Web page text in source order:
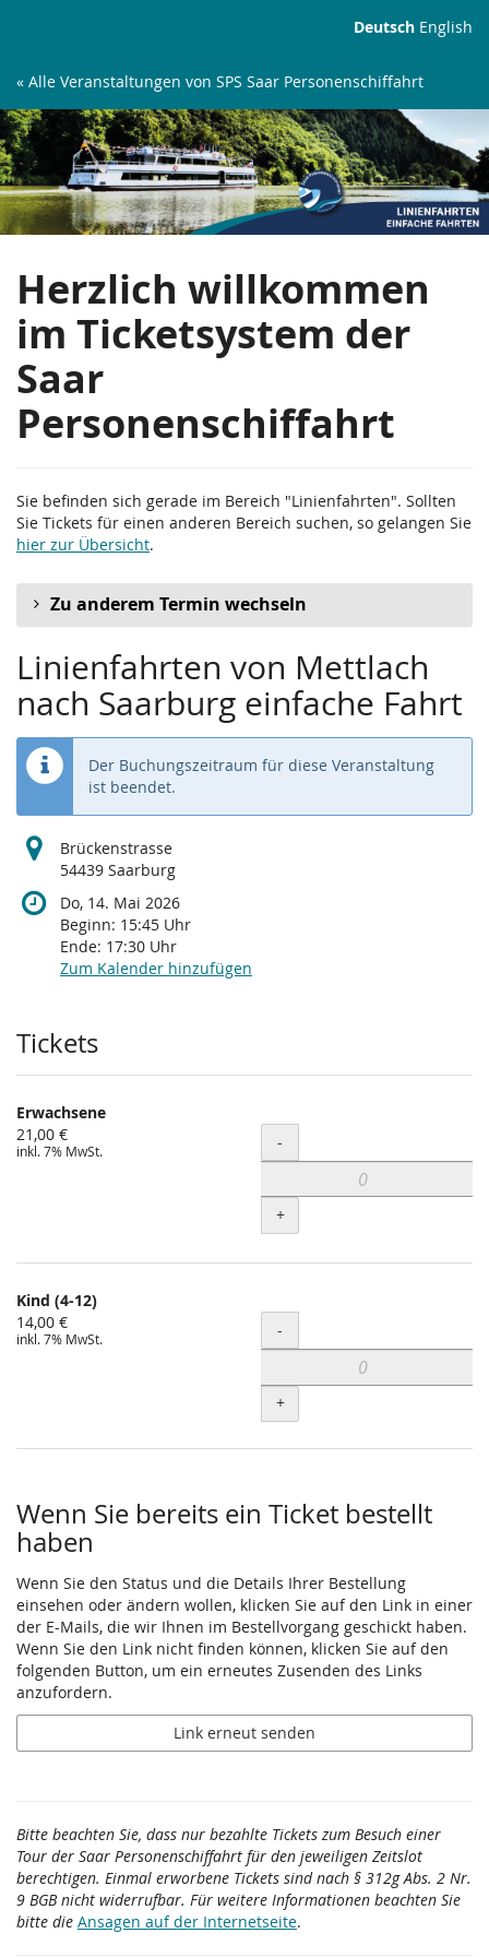
springen
Deutsch English
« Alle Veranstaltungen von SPS Saar Personenschiffahrt
Linienfahrten
Herzlich willkommen
im Ticketsystem der
Saar
Personenschiffahrt
Sie befinden sich gerade im Bereich "Linienfahrten". Sollten
Sie Tickets für einen anderen Bereich suchen, so gelangen Sie
hier zur Übersicht.
Zu anderem Termin wechseln
Linienfahrten von Mettlach
nach Saarburg einfache Fahrt
Der Buchungszeitraum für diese Veranstaltung
ist beendet.
Brückenstrasse
54439 Saarburg
Do, 14. Mai 2026
Beginn: 15:45 Uhr
Ende: 17:30 Uhr
Zum Kalender hinzufügen
Produkte
Tickets
Erwachsene
21,00 €
inkl. 7% MwSt. Menge
-
+
Kind (4-12)
14,00 €
inkl. 7% MwSt. Menge
-
+
Wenn Sie bereits ein Ticket bestellt
haben
Wenn Sie den Status und die Details Ihrer Bestellung
einsehen oder ändern wollen, klicken Sie auf den Link in einer
der E-Mails, die wir Ihnen im Bestellvorgang geschickt haben.
Wenn Sie den Link nicht finden können, klicken Sie auf den
folgenden Button, um ein erneutes Zusenden des Links
anzufordern.
Link erneut senden
Bitte beachten Sie, dass nur bezahlte Tickets zum Besuch einer
Tour der Saar Personenschiffahrt für den jeweiligen Zeitslot
berechtigen. Einmal erworbene Tickets sind nach § 312g Abs. 2 Nr.
9 BGB nicht widerrufbar. Für weitere Informationen beachten Sie
bitte die Ansagen auf der Internetseite.